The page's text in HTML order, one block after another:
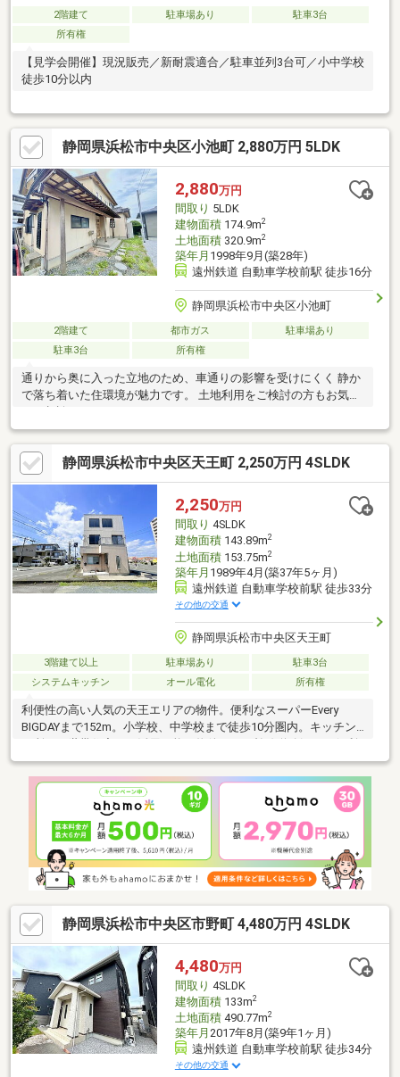
2階建て 駐車場あり
駐車3台
所有権
【見学会開催】現況販売／新耐震適合／駐車並列3台可／小中学校
徒歩10分以内
静岡県浜松市中央区小池町 2,880万円 5LDK
2,880万円
間取り 5LDK
建物面積174.9m2
土地面積320.9m2
築年月 1998年9月(築28年)
遠州鉄道 自動車学校前駅 徒歩16分
静岡県浜松市中央区小池町
2階建て 都市ガス
駐車場あり
駐車3台
所有権
通りから奥に入った立地のため、車通りの影響を受けにくく 静か
で落ち着いた住環境が魅力です。 土地利用をご検討の方もお気軽
静岡県浜松市中央区天王町 2,250万円 4SLDK
2,250万円
間取り 4SLDK
建物面積143.89m2
土地面積153.75m2
築年月 1989年4月(築37年5ヶ月)
遠州鉄道 自動車学校前駅 徒歩33分
その他の交通
静岡県浜松市中央区天王町
3階建て以上 駐車場あり
駐車3台
システムキッチン
オール電化 所有権
利便性の高い人気の天王エリアの物件。便利なスーパーEvery
BIGDAYまで152m。小学校、中学校まで徒歩10分圏内。キッチン2
なエリア♪
静岡県浜松市中央区市野町 4,480万円 4SLDK
4,480万円
間取り 4SLDK
建物面積133m2
土地面積490.77m2
築年月 2017年8月(築9年1ヶ月)
遠州鉄道 自動車学校前駅 徒歩34分
その他の交通